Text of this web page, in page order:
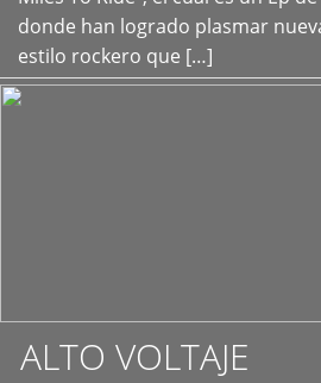
donde han logrado plasmar
estilo rockero que […]
ALTO VOLTAJE